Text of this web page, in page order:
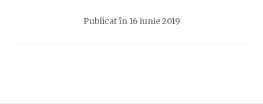
Publicat în 16 iunie 2019